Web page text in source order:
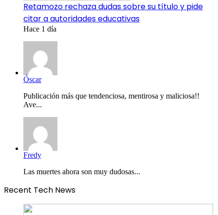
Retamozo rechaza dudas sobre su título y pide
citar a autoridades educativas
Hace 1 día
Óscar
Publicación más que tendenciosa, mentirosa y maliciosa!!
Ave...
Fredy
Las muertes ahora son muy dudosas...
Recent Tech News